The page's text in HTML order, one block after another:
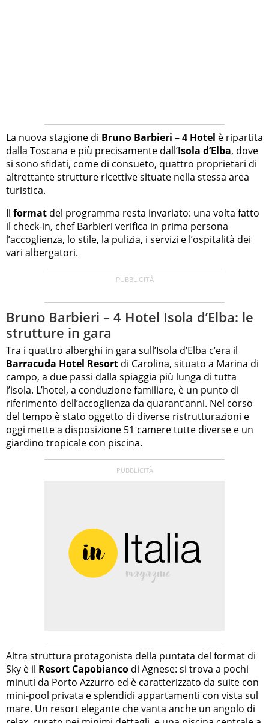
La nuova stagione di Bruno Barbieri – 4 Hotel è ripartita
dalla Toscana e più precisamente dall’Isola d’Elba, dove
si sono sfidati, come di consueto, quattro proprietari di
altrettante strutture ricettive situate nella stessa area
turistica.
Il format del programma resta invariato: una volta fatto
il check-in, chef Barbieri verifica in prima persona
l’accoglienza, lo stile, la pulizia, i servizi e l’ospitalità dei
vari albergatori.
Bruno Barbieri – 4 Hotel Isola d’Elba: le
strutture in gara
Tra i quattro alberghi in gara sull’Isola d’Elba c’era il
Barracuda Hotel Resort di Carolina, situato a Marina di
campo, a due passi dalla spiaggia più lunga di tutta
l’isola. L’hotel, a conduzione familiare, è un punto di
riferimento dell’accoglienza da quarant’anni. Nel corso
del tempo è stato oggetto di diverse ristrutturazioni e
oggi mette a disposizione 51 camere tutte diverse e un
giardino tropicale con piscina.
Altra struttura protagonista della puntata del format di
Sky è il Resort Capobianco di Agnese: si trova a pochi
minuti da Porto Azzurro ed è caratterizzato da suite con
mini-pool privata e splendidi appartamenti con vista sul
mare. Un resort elegante che vanta anche un angolo di